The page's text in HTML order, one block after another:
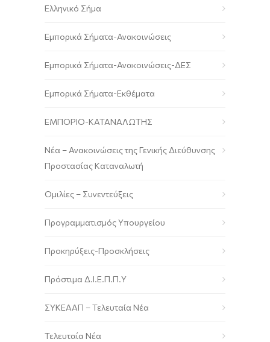
Ελληνικό Σήμα
Εμπορικά Σήματα-Ανακοινώσεις
Εμπορικά Σήματα-Ανακοινώσεις-ΔΕΣ
Εμπορικά Σήματα-Εκθέματα
ΕΜΠΟΡΙΟ-ΚΑΤΑΝΑΛΩΤΗΣ
Νέα – Ανακοινώσεις της Γενικής Διεύθυνσης
Προστασίας Καταναλωτή
Ομιλίες – Συνεντεύξεις
Προγραμματισμός Υπουργείου
Προκηρύξεις-Προσκλήσεις
Πρόστιμα Δ.Ι.Ε.Π.Π.Υ
ΣΥΚΕΑΑΠ – Τελευταία Νέα
Τελευταία Νέα